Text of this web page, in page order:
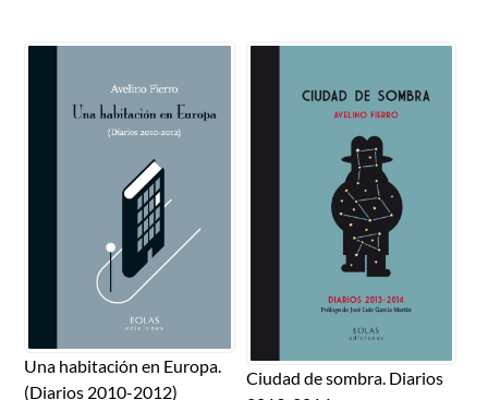
Una habitación en Europa.
(Diarios 2010-2012)
Ciudad de sombra. Diarios